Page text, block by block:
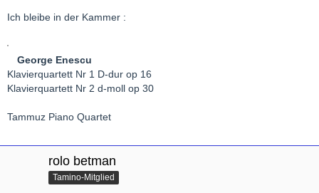
Ich bleibe in der Kammer :
George Enescu
Klavierquartett Nr 1 D-dur op 16
Klavierquartett Nr 2 d-moll op 30
Tammuz Piano Quartet
rolo betman
Tamino-Mitglied